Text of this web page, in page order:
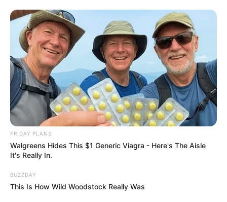
FRIDAY PLANS
Walgreens Hides This $1 Generic Viagra - Here's The Aisle
It's Really In.
BUZZDAY
This Is How Wild Woodstock Really Was